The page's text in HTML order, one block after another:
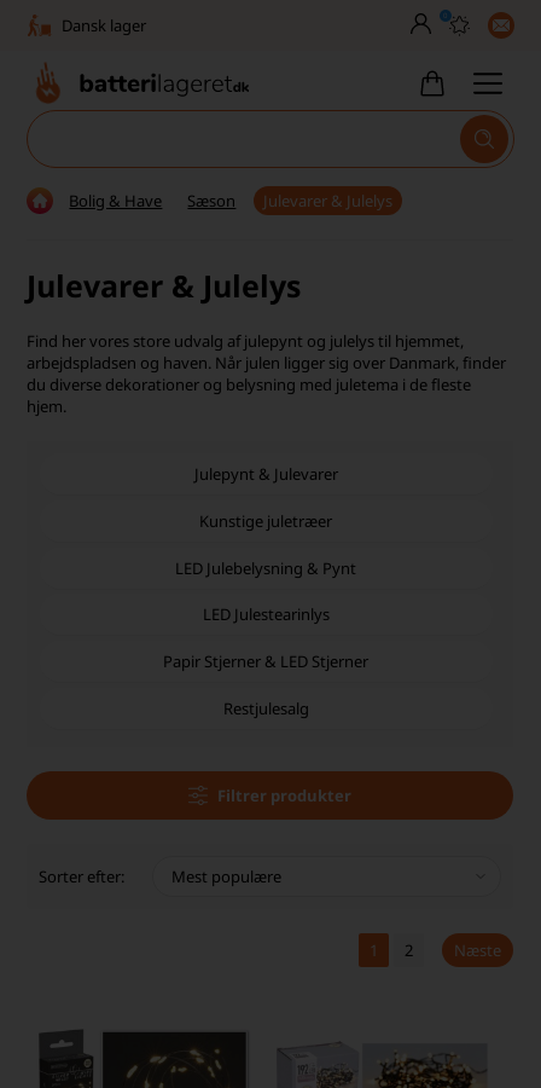
Dansk lager
30 dages returret
1040+ glade kunder på Trustpilot
Fri fragt over 499,-
30 dages returret
1040+ glade kunder på Trustpilot
0
Bolig & Have Sæson Julevarer & Julelys
Julevarer & Julelys
Find her vores store udvalg af julepynt og julelys til hjemmet,
arbejdspladsen og haven. Når julen ligger sig over Danmark, finder
du diverse dekorationer og belysning med juletema i de fleste
hjem.
Julepynt & Julevarer
Kunstige juletræer
LED Julebelysning & Pynt
LED Julestearinlys
Papir Stjerner & LED Stjerner
Restjulesalg
Filtrer produkter
Sorter efter:
1 2 Næste